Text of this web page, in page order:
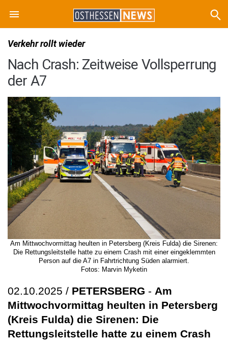
Verkehr rollt wieder
Nach Crash: Zeitweise Vollsperrung
der A7
Am Mittwochvormittag heulten in Petersberg (Kreis Fulda) die Sirenen:
Die Rettungsleitstelle hatte zu einem Crash mit einer eingeklemmten
Person auf die A7 in Fahrtrichtung Süden alarmiert.
Fotos: Marvin Myketin
02.10.2025 / PETERSBERG - Am
Mittwochvormittag heulten in Petersberg
(Kreis Fulda) die Sirenen: Die
Rettungsleitstelle hatte zu einem Crash